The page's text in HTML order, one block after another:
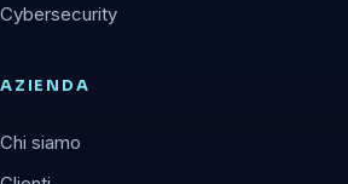
Cybersecurity
AZIENDA
Chi siamo